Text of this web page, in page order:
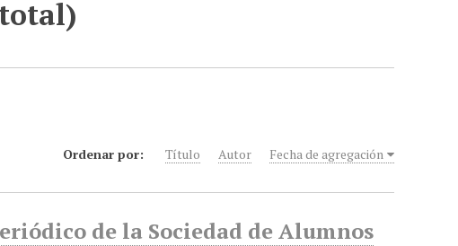
Ordenar por: Título Autor Fecha de agregación
de la Sociedad de Alumnos